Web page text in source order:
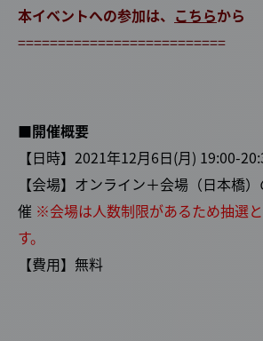
本イベントへの参加は、 こちらから
==========================
■開催概要
【日時】2021年12月6日(月) 19:00-
【会場】オンライン＋会場（日本橋
催 ※会場は人数制限があるため抽選
す。
【費用】無料